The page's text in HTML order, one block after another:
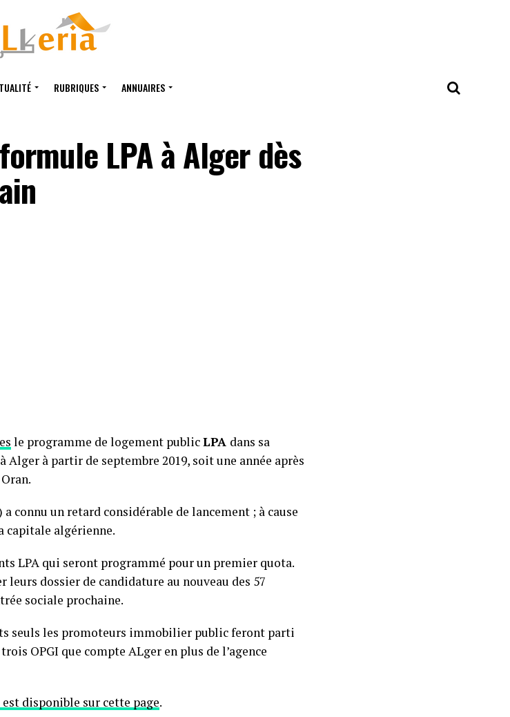
RUBRIQUES ANNUAIRES
LPA à Alger dès
le programme de logement publicLPA dans sa
Alger à partir de septembre 2019, soit une année après
connu un retard considérable de lancement ; à cause
capitale algérienne.
LPA qui seront programmé pour un premier quota.
dossier de candidature au nouveau des 57
sociale prochaine.
seuls les promoteurs immobilier public feront parti
OPGI que compte ALger en plus de l’agence
disponible sur cette page.